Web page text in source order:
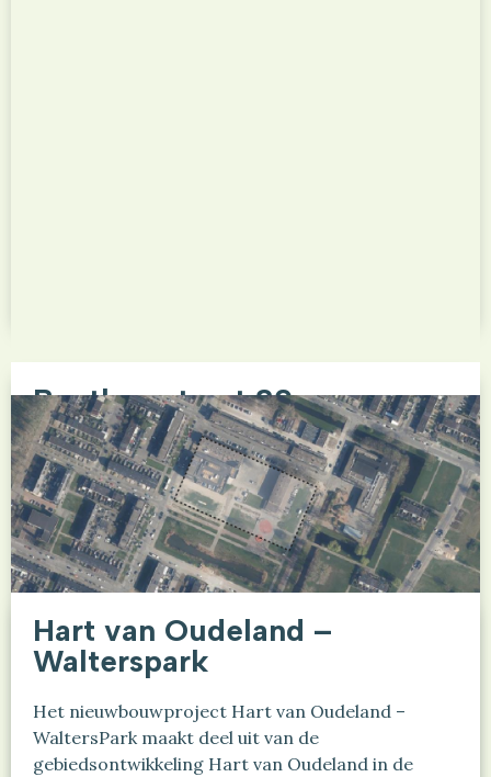
Benthemstraat 30
Het nieuwbouwproject Benthemstraat 30 (ook
bekend als Nieuw Benthem) betreft de
transformatie van het voormalige UWV-
kantoorgebouw aan de Benthemstraat in
Rotterdam tot een duurzaam woongebouw voor
studenten. Het project voorziet in de realisatie
met commerciële ruimten,...
Bekijk dit project
Hart van Oudeland –
Walterspark
Het nieuwbouwproject Hart van Oudeland –
WaltersPark maakt deel uit van de
gebiedsontwikkeling Hart van Oudeland in de